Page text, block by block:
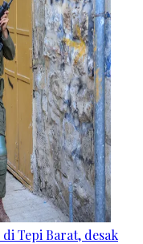
Tepi Barat, desak